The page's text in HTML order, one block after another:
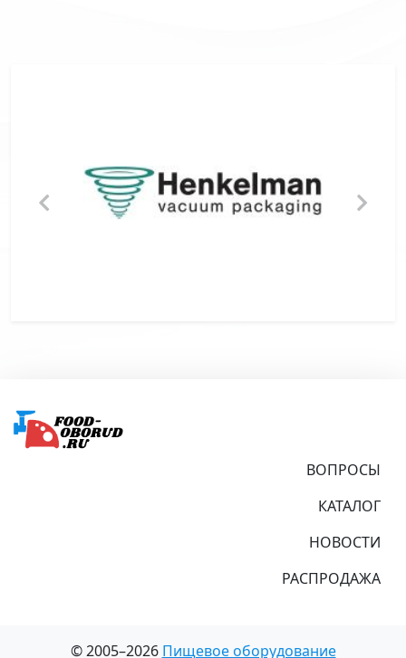
ВОПРОСЫ
КАТАЛОГ
НОВОСТИ
РАСПРОДАЖА
© 2005–2026 Пищевое оборудование